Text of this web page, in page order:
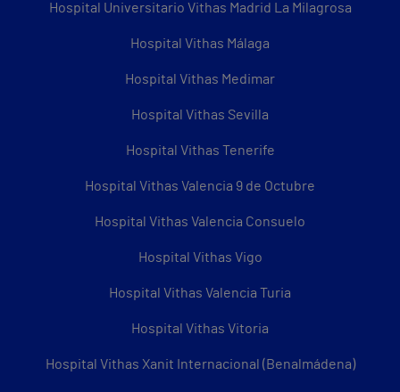
Hospital Universitario Vithas Madrid La Milagrosa
Hospital Vithas Málaga
Hospital Vithas Medimar
Hospital Vithas Sevilla
Hospital Vithas Tenerife
Hospital Vithas Valencia 9 de Octubre
Hospital Vithas Valencia Consuelo
Hospital Vithas Vigo
Hospital Vithas Valencia Turia
Hospital Vithas Vitoria
Hospital Vithas Xanit Internacional (Benalmádena)